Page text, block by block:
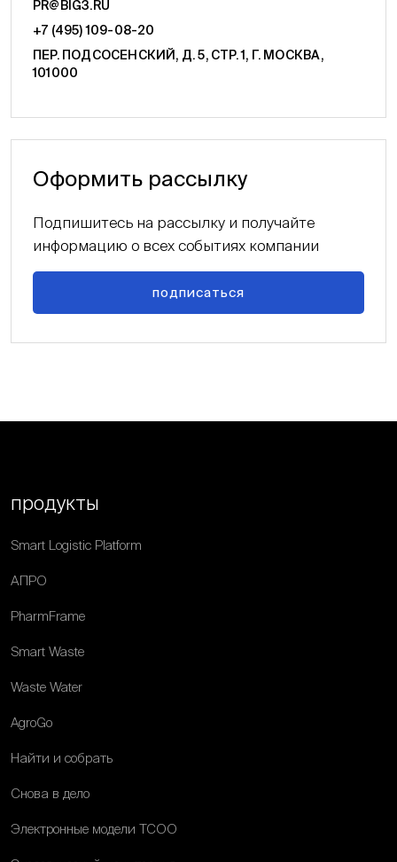
PR@BIG3.RU
+7 (495) 109-08-20
ПЕР. ПОДСОСЕНСКИЙ, Д. 5, СТР. 1, Г. МОСКВА,
101000
Оформить рассылку
Подпишитесь на рассылку и получайте
информацию о всех событиях компании
подписаться
продукты
Smart Logistic Platform
АПРО
PharmFrame
Smart Waste
Waste Water
AgroGo
Найти и собрать
Снова в дело
Электронные модели ТСОО